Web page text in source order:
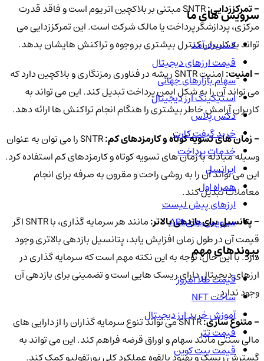
- تمرکززدایی:
SNTR مبتنی بر بلاکچین اتریوم است و فاقد قدرت
مرکزی، پردازشگر پرداخت یا مالک شرکت است. این تمرکززدایی می
تواند به کاربران کنترل بیشتری بر وجوه و تراکنش هایشان بدهد.
- امنیت:
امنیت SNTR ریشه در فناوری رمزنگاری و بلاکچین دارد که
می تواند آن را به شکل ایمن پرداخت تبدیل کند. این می تواند به
کاربران آرامش خاطر بیشتری را هنگام انجام تراکنش ها ارائه دهد.
- زمان های تسویه کوتاه و کارمزدهای کم:
SNTR را می توان به عنوان
وسیله مبادله با زمان های تسویه کوتاه و کارمزدهای کم استفاده کرد.
این می تواند آن را به روشی راحت و مقرون به صرفه برای انجام
معاملات تبدیل کند.
- پتانسیل برای بازدهی بالاتر:
مانند هر سرمایه گذاری، با SNTR اگر
قیمت آن در طول زمان افزایش یابد، پتانسیل بازدهی بالاتری وجود
دارد. با این حال، توجه به این نکته مهم است که سرمایه گذاری در
ارزهای دیجیتال دارای ریسک هایی است و تضمینی برای بازدهی آن
وجود ندارد.
- متنوع سازی:
SNTR می تواند تنوع سرمایه گذاران را از دارایی های
مالی سنتی مانند سهام و اوراق قرضه فراهم کند. این می تواند به
گسترش ریسک و بهبود بالقوه عملکرد کلی پورتفولیو کمک کند.
سرویس های ما
کسب درآمد
قیمت ارزهای دیجیتال
سهام بازارهای جهانی
استیکینگ ارز دیجیتال
دکس پلاس
خرید گیفت کارت
خدمات پرداخت
ایرانسل
همراه اول
ارزهای پیش لیست
سرویس های API
پیوندهای مهم
قیمت طلا امروز
ساخت NFT
آموزش خرید ارز دیجیتال
قیمت تتر
قیمت بیت کوین